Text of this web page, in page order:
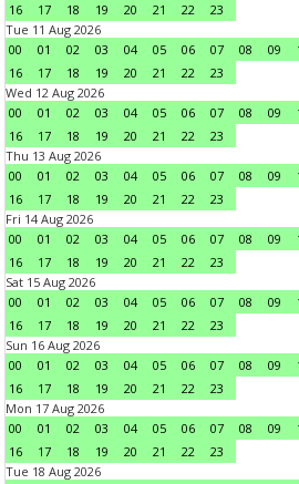
16
17 18 19 20 21 22
23
Tue 11 Aug 2026
00
01 02 03 04 05 06 07 08 09
16
17 18 19 20 21 22
23
Wed 12 Aug 2026
00
01 02 03 04 05 06 07 08 09
16
17 18 19 20 21 22
23
Thu 13 Aug 2026
00
01 02 03 04 05 06 07 08 09
16
17 18 19 20 21 22
23
Fri 14 Aug 2026
00
01 02 03 04 05 06 07 08 09
16
17 18 19 20 21 22
23
Sat 15 Aug 2026
00
01 02 03 04 05 06 07 08 09
16
17 18 19 20 21 22
23
Sun 16 Aug 2026
00
01 02 03 04 05 06 07 08 09
16
17 18 19 20 21 22
23
Mon 17 Aug 2026
00
01 02 03 04 05 06 07 08 09
16
17 18 19 20 21 22
23
Tue 18 Aug 2026